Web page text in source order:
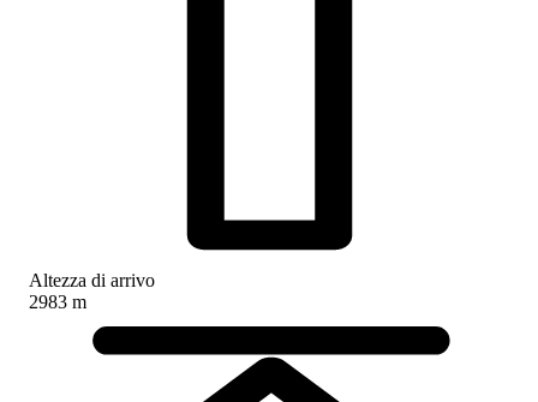
Altezza di arrivo
2983 m